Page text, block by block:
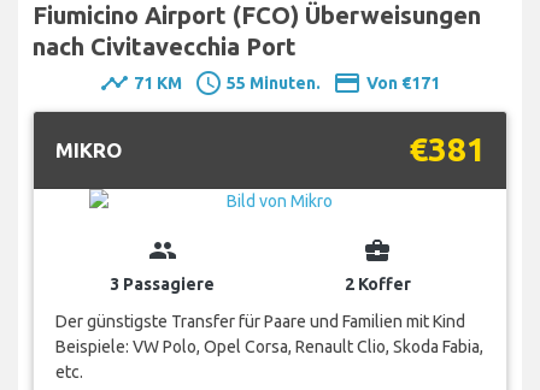
Fiumicino Airport (FCO) Überweisungen
nach Civitavecchia Port
timeline 71 KM schedule 55 Minuten. payment Von €171
MIKRO €381
group
3 Passagiere
business_center
2 Koffer
Der günstigste Transfer für Paare und Familien mit Kind
Beispiele: VW Polo, Opel Corsa, Renault Clio, Skoda Fabia,
etc.